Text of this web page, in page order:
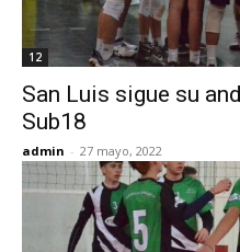
12
San Luis sigue su
Sub18
admin - 27 mayo, 2022